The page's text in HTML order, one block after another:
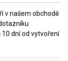
v našem obchodě
dní od vytvoření